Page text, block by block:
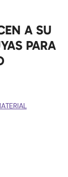
A SU
PARA